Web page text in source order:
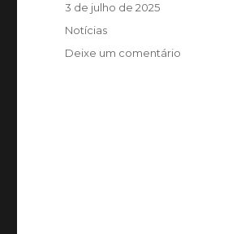
3 de julho de 2025
Notícias
Deixe um comentário